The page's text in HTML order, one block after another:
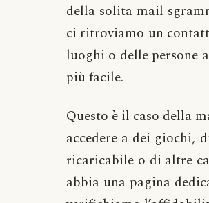
della solita mail
ci ritroviamo un
luoghi o delle persone
più facile.
Questo è il caso della
accedere a dei giochi,
ricaricabile o di altre
abbia una pagina